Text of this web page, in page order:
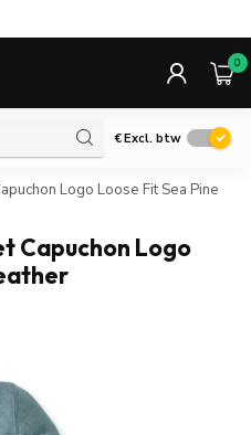
0
€Excl. btw
Logo Loose Fit Sea Pine
Capuchon Logo